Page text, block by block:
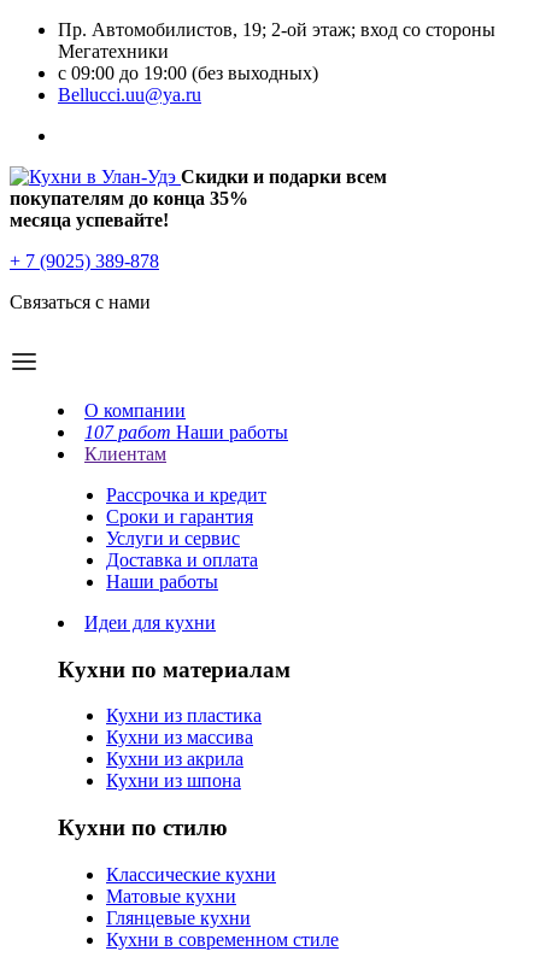
Пр. Автомобилистов, 19; 2-ой этаж; вход со стороны
Мегатехники
с 09:00 до 19:00 (без выходных)
Bellucci.uu@ya.ru
Скидки и подарки всем
покупателям до конца 35%
месяца успевайте!
+ 7 (9025) 389-878
Связаться с нами
О компании
107 работ Наши работы
Клиентам
Рассрочка и кредит
Сроки и гарантия
Услуги и сервис
Доставка и оплата
Наши работы
Идеи для кухни
Кухни по материалам
Кухни из пластика
Кухни из массива
Кухни из акрила
Кухни из шпона
Кухни по стилю
Классические кухни
Матовые кухни
Глянцевые кухни
Кухни в современном стиле